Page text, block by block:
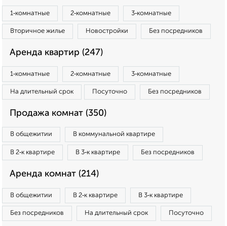
1‑комнатные 2‑комнатные 3‑комнатные
Вторичное жилье Новостройки Без посредников
Аренда квартир (247)
1‑комнатные 2‑комнатные 3‑комнатные
На длительный срок Посуточно Без посредников
Продажа комнат (350)
В общежитии В коммунальной квартире
В 2‑к квартире В 3‑к квартире Без посредников
Аренда комнат (214)
В общежитии В 2‑к квартире В 3‑к квартире
Без посредников На длительный срок Посуточно